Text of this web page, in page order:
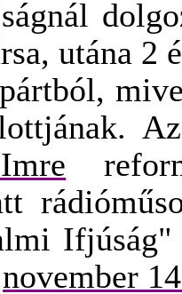
utána 2
Ifjúság"
november